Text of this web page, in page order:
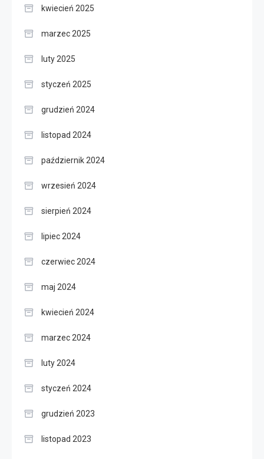
kwiecień 2025
marzec 2025
luty 2025
styczeń 2025
grudzień 2024
listopad 2024
październik 2024
wrzesień 2024
sierpień 2024
lipiec 2024
czerwiec 2024
maj 2024
kwiecień 2024
marzec 2024
luty 2024
styczeń 2024
grudzień 2023
listopad 2023